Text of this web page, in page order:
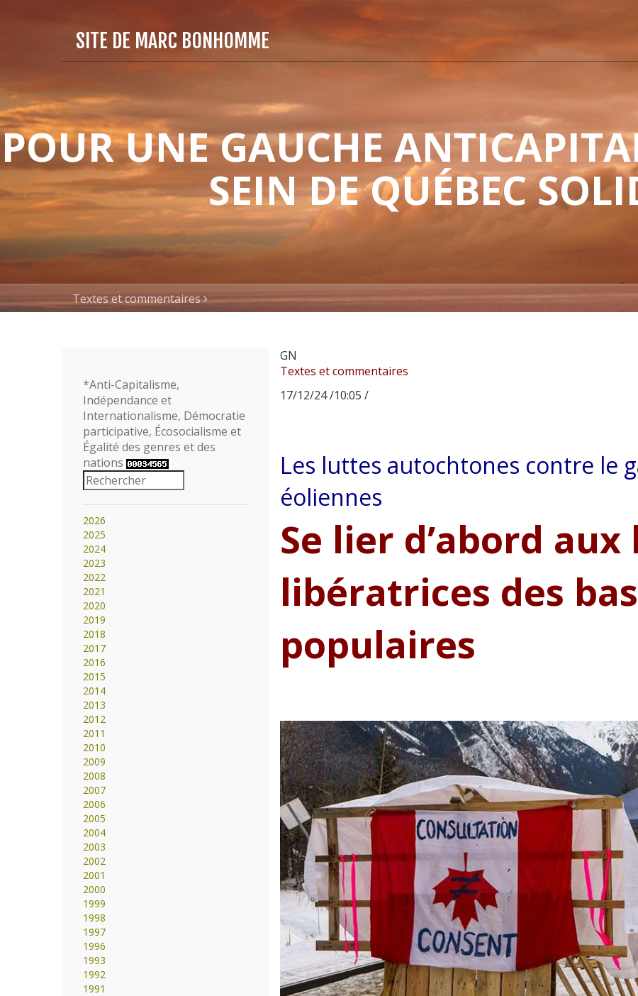
SITE DE MARC BONHOMME
POUR UNE GAUCHE
SEIN DE QUÉBEC
Textes et commentaires
GN
Textes et commentaires
17/12/24 /10:05 /
Les luttes autochtones contre le
éoliennes
Se lier d’abord
libératrices des
populaires
*Anti-Capitalisme,
Indépendance et
Internationalisme, Démocratie
participative, Écosocialisme et
Égalité des genres et des
nations
2026
2025
2024
2023
2022
2021
2020
2019
2018
2017
2016
2015
2014
2013
2012
2011
2010
2009
2008
2007
2006
2005
2004
2003
2002
2001
2000
1999
1998
1997
1996
1993
1992
1991